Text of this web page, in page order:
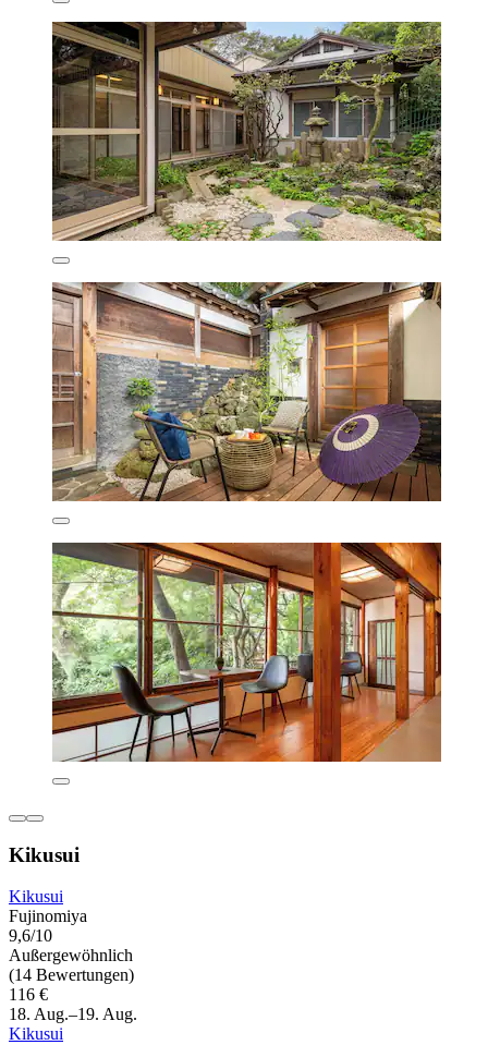
Kikusui
Kikusui
Fujinomiya
9,6/10
Außergewöhnlich
(14 Bewertungen)
116 €
18. Aug.–19. Aug.
Kikusui